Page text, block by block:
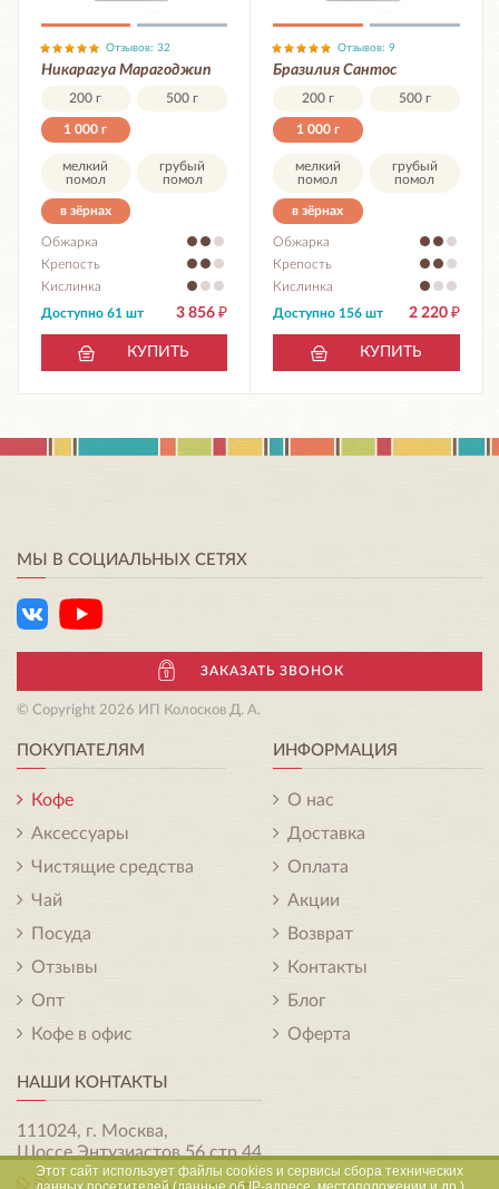
Отзывов: 32
Никарагуа Марагоджип
200 г 500 г
1 000 г
мелкий
помол
грубый
помол
в зёрнах
Обжарка
Крепость
Кислинка
3 856 ₽
Доступно 61 шт
КУПИТЬ
Отзывов: 9
Бразилия Сантос
200 г 500 г
1 000 г
мелкий
помол
грубый
помол
в зёрнах
Обжарка
Крепость
Кислинка
2 220 ₽
Доступно 156 шт
КУПИТЬ
МЫ В СОЦИАЛЬНЫХ СЕТЯХ
ЗАКАЗАТЬ ЗВОНОК
© Copyright 2026 ИП Колосков Д. А.
ПОКУПАТЕЛЯМ
Кофе
Аксессуары
Чистящие средства
Чай
Посуда
Отзывы
Опт
Кофе в офис
ИНФОРМАЦИЯ
О нас
Доставка
Оплата
Акции
Возврат
Контакты
Блог
Оферта
НАШИ КОНТАКТЫ
111024, г. Москва,
Шоссе Энтузиастов 56 стр.44
Этот сайт использует файлы cookies и сервисы сбора технических